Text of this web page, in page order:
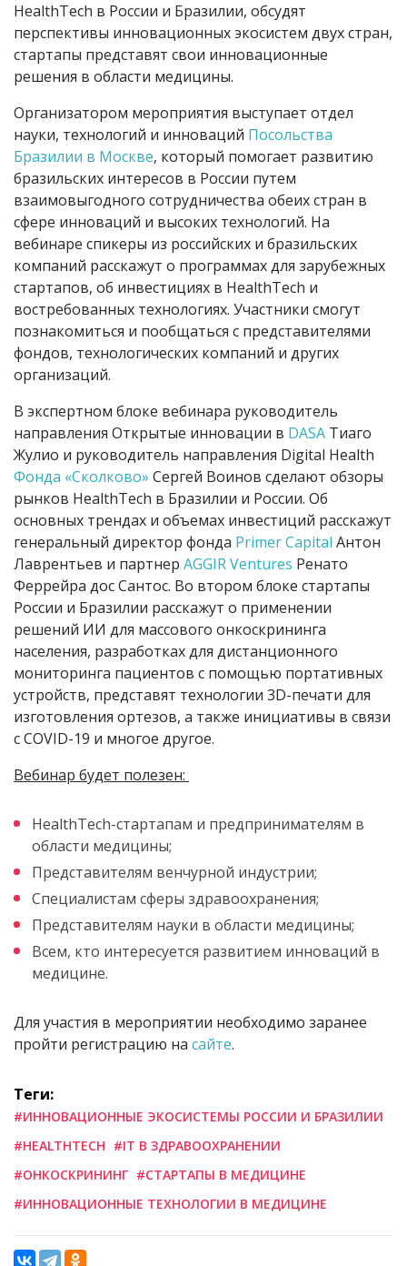
HealthTech в России и Бразилии, обсудят
перспективы инновационных экосистем двух стран,
стартапы представят свои инновационные
решения в области медицины.
Организатором мероприятия выступает отдел
науки, технологий и инноваций Посольства
Бразилии в Москве, который помогает развитию
бразильских интересов в России путем
взаимовыгодного сотрудничества обеих стран в
сфере инноваций и высоких технологий. На
вебинаре спикеры из российских и бразильских
компаний расскажут о программах для зарубежных
стартапов, об инвестициях в HealthTech и
востребованных технологиях. Участники смогут
познакомиться и пообщаться с представителями
фондов, технологических компаний и других
организаций.
В экспертном блоке вебинара руководитель
направления Открытые инновации в DASA Тиаго
Жулио и руководитель направления Digital Health
Фонда «Сколково» Сергей Воинов сделают обзоры
рынков HealthTech в Бразилии и России. Об
основных трендах и объемах инвестиций расскажут
генеральный директор фонда Primer Capital Антон
Лаврентьев и партнер AGGIR Ventures Ренато
Феррейра дос Сантос. Во втором блоке стартапы
России и Бразилии расскажут о применении
решений ИИ для массового онкоскрининга
населения, разработках для дистанционного
мониторинга пациентов с помощью портативных
устройств, представят технологии 3D-печати для
изготовления ортезов, а также инициативы в связи
с COVID-19 и многое другое.
Вебинар будет полезен:
HealthTech-стартапам и предпринимателям в
области медицины;
Представителям венчурной индустрии;
Специалистам сферы здравоохранения;
Представителям науки в области медицины;
Всем, кто интересуется развитием инноваций в
медицине.
Для участия в мероприятии необходимо заранее
пройти регистрацию на сайте.
Теги:
#ИННОВАЦИОННЫЕ ЭКОСИСТЕМЫ РОССИИ И БРАЗИЛИИ
#HEALTHTECH #IT В ЗДРАВООХРАНЕНИИ
#ОНКОСКРИНИНГ #СТАРТАПЫ В МЕДИЦИНЕ
#ИННОВАЦИОННЫЕ ТЕХНОЛОГИИ В МЕДИЦИНЕ